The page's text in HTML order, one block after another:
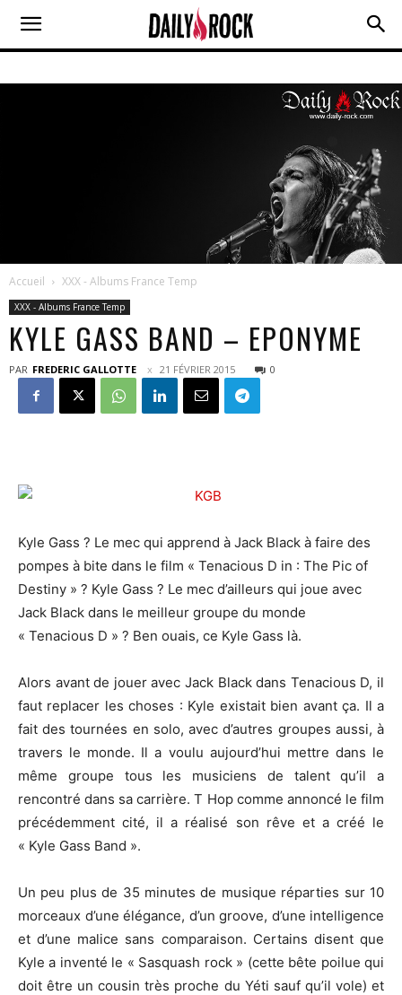
Accueil XXX - Albums France Temp
XXX - Albums France Temp
KYLE GASS BAND – EPONYME
PAR FREDERIC GALLOTTE 21 FÉVRIER 2015 0
Kyle Gass ? Le mec qui apprend à Jack Black à faire des
pompes à bite dans le film « Tenacious D in : The Pic of
Destiny » ? Kyle Gass ? Le mec d’ailleurs qui joue avec
Jack Black dans le meilleur groupe du monde
« Tenacious D » ? Ben ouais, ce Kyle Gass là.
Alors avant de jouer avec Jack Black dans Tenacious D, il
faut replacer les choses : Kyle existait bien avant ça. Il a
fait des tournées en solo, avec d’autres groupes aussi, à
travers le monde. Il a voulu aujourd’hui mettre dans le
même groupe tous les musiciens de talent qu’il a
rencontré dans sa carrière. T Hop comme annoncé le film
précédemment cité, il a réalisé son rêve et a créé le
« Kyle Gass Band ».
Un peu plus de 35 minutes de musique réparties sur 10
morceaux d’une élégance, d’un groove, d’une intelligence
et d’une malice sans comparaison. Certains disent que
Kyle a inventé le « Sasquash rock » (cette bête poilue qui
doit être un cousin très proche du Yéti sauf qu’il vole) et